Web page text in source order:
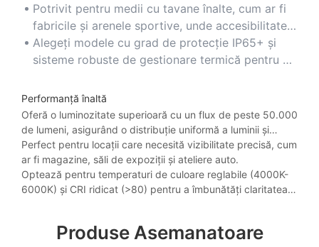
o durată de viață de peste 50.000 de ore,
reducând la minimum înlocuirile frecvente și
costurile de întreținere.
Potrivit pentru medii cu tavane înalte, cum ar fi
fabricile și arenele sportive, unde accesibilitatea
pentru reparații este dificilă.
Alegeți modele cu grad de protecție IP65+ și
sisteme robuste de gestionare termică pentru a
predispuse la vibrații.
Performanță înaltă
Oferă o luminozitate superioară cu un flux de peste 50.000
de lumeni, asigurând o distribuție uniformă a luminii și
eliminând petele întunecate în spațiile comerciale sau
industriale extinse.
Perfect pentru locații care necesită vizibilitate precisă, cum
ar fi magazine, săli de expoziții și ateliere auto.
Optează pentru temperaturi de culoare reglabile (4000K-
6000K) și CRI ridicat (>80) pentru a îmbunătăți claritatea și
Produse Asemanatoare